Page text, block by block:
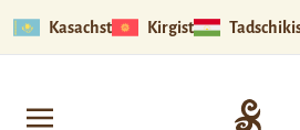
Kasachstan Kirgistan